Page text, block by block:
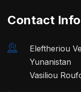
Contact Info
Eleftheriou
Yunanistan
Vasiliou